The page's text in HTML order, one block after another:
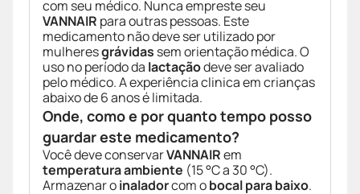
com seu médico. Nunca empreste seu
VANNAIR para outras pessoas. Este
medicamento não deve ser utilizado por
mulheresgrávidas sem orientação médica. O
uso no período da lactaçãodeve ser avaliado
pelo médico. A experiência clinica em crianças
abaixo de 6 anos é limitada.
Onde, como e por quanto tempo posso
guardar este medicamento?
Você deve conservarVANNAIRem
temperatura ambiente (15 °C a 30 °C).
Armazenar oinaladorcom obocal para baixo.